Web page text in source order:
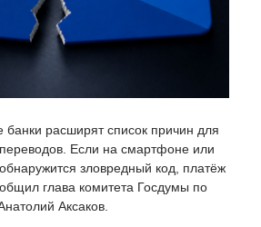
банки расширят список причин для
Если на смартфоне или
зловредный код, платёж
глава комитета Госдумы по
Аксаков.